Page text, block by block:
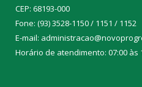
CEP: 68193-000
Fone: (93) 3528-1150 / 1151 / 1152
E-mail:
Horário de atendimento: 07:00 às